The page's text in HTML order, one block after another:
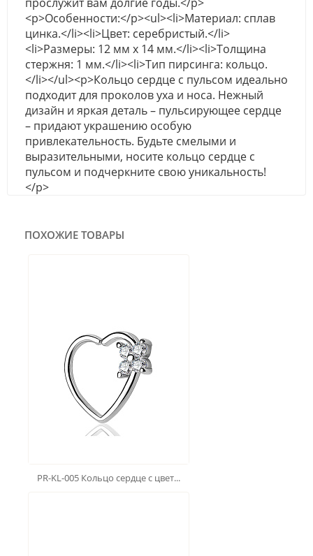
<p>Особенности:</p><ul><li>Материал: сплав
цинка.</li><li>Цвет: серебристый.</li>
<li>Размеры: 12 мм х 14 мм.</li><li>Толщина
стержня: 1 мм.</li><li>Тип пирсинга: кольцо.
</li></ul><p>Кольцо сердце с пульсом идеально
подходит для проколов уха и носа. Нежный
дизайн и яркая деталь – пульсирующее сердце
– придают украшению особую
привлекательность. Будьте смелыми и
выразительными, носите кольцо сердце с
пульсом и подчеркните свою уникальность!
</p>
ПОХОЖИЕ ТОВАРЫ
PR-KL-005 Кольцо сердце с цвет...